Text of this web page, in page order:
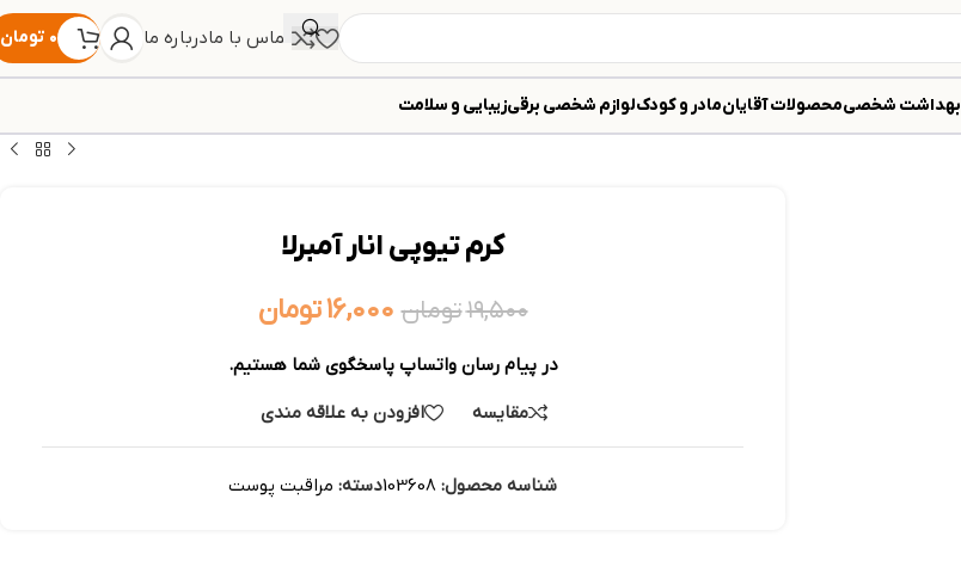
تماس با مادرباره ما ۰ تومان
بهداشت شخصیمحصولات آقایانمادر و کودکلوازم شخصی برقیزیبایی و سلامت
کرم تيوپي انار آمبرلا
۱۹,۵۰۰تومان ۱۶,۰۰۰تومان
در پیام رسان واتساپ پاسخگوی شما هستیم.
مقایسه
افزودن به علاقه مندی
شناسه محصول: 103608دسته: مراقبت پوست